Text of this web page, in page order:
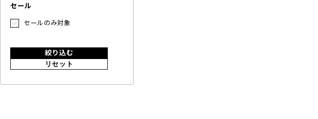
セール
セールのみ対象
絞り込む
リセット